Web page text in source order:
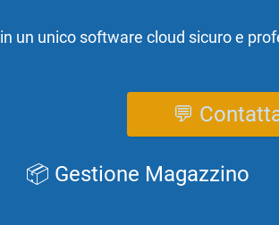
un unico software cloud sicuro e
💬
📦 Gestione Magazzino